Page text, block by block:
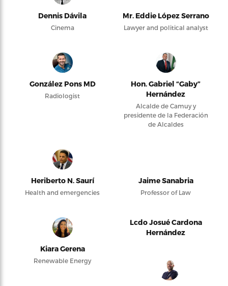
Dennis Dávila
Cinema
Mr. Eddie López Serrano
Lawyer and political analyst
González Pons MD
Radiologist
Hon. Gabriel “Gaby”
Hernández
Alcalde de Camuy y
presidente de la Federación
de Alcaldes
Heriberto N. Saurí
Health and emergencies
Jaime Sanabria
Professor of Law
Kiara Gerena
Renewable Energy
Lcdo Josué Cardona
Hernández